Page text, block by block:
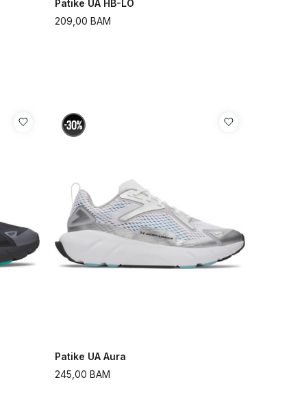
Patike UA HB-LO
209,00 BAM
Patike UA Aura
245,00 BAM